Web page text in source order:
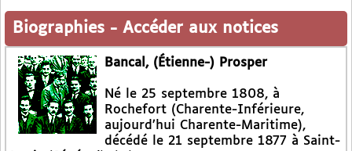
Biographies - Accéder aux notices
Bancal, (Étienne-) Prosper
Né le 25 septembre 1808, à
Rochefort (Charente-Inférieure,
aujourd’hui Charente-Maritime),
décédé le 21 septembre 1877 à Saint-